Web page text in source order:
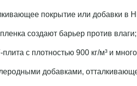
покрытие или добавки в
создают барьер против влаги;
с плотностью 900 кг/м³ и
добавками,